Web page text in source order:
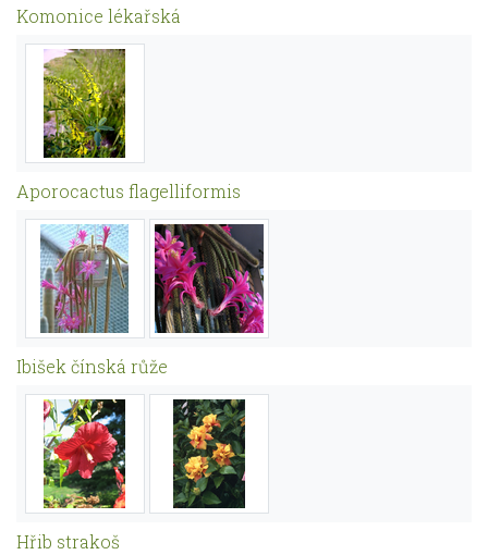
Komonice lékařská
Aporocactus flagelliformis
Ibišek čínská růže
Hřib strakoš